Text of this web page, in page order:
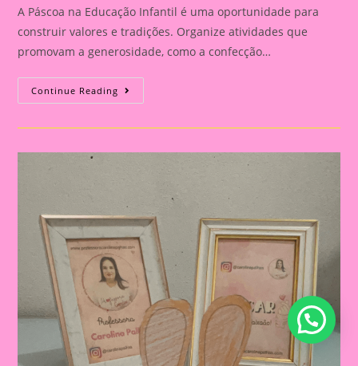
A Páscoa na Educação Infantil é uma oportunidade para
construir valores e tradições. Organize atividades que
promovam a generosidade, como a confecção…
Continue Reading Atividade
De
Educação
Infantil:
Tradições